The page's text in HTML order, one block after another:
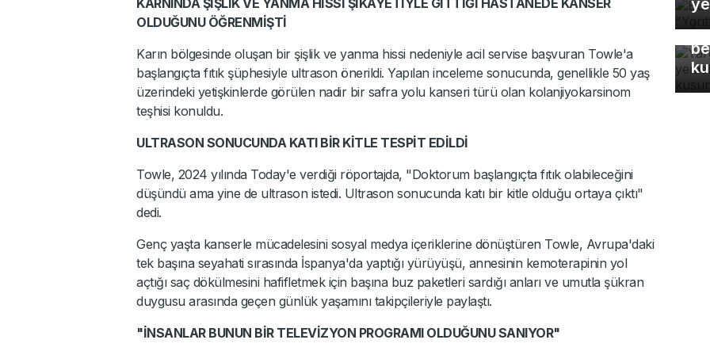
OLDUĞUNU ÖĞRENMİŞTİ
Karın bölgesinde oluşan bir şişlik ve yanma hissi nedeniyle acil servise başvuran Towle'a
başlangıçta fıtık şüphesiyle ultrason önerildi. Yapılan inceleme sonucunda, genellikle 50 yaş
üzerindeki yetişkinlerde görülen nadir bir safra yolu kanseri türü olan kolanjiyokarsinom
teşhisi konuldu.
ULTRASON SONUCUNDA KATI BİR KİTLE TESPİT EDİLDİ
Towle, 2024 yılında Today'e verdiği röportajda, "Doktorum başlangıçta fıtık olabileceğini
düşündü ama yine de ultrason istedi. Ultrason sonucunda katı bir kitle olduğu ortaya çıktı"
dedi.
Genç yaşta kanserle mücadelesini sosyal medya içeriklerine dönüştüren Towle, Avrupa'daki
tek başına seyahati sırasında İspanya'da yaptığı yürüyüşü, annesinin kemoterapinin yol
açtığı saç dökülmesini hafifletmek için başına buz paketleri sardığı anları ve umutla şükran
duygusu arasında geçen günlük yaşamını takipçileriyle paylaştı.
"İNSANLAR BUNUN BİR TELEVİZYON PROGRAMI OLDUĞUNU SANIYOR"